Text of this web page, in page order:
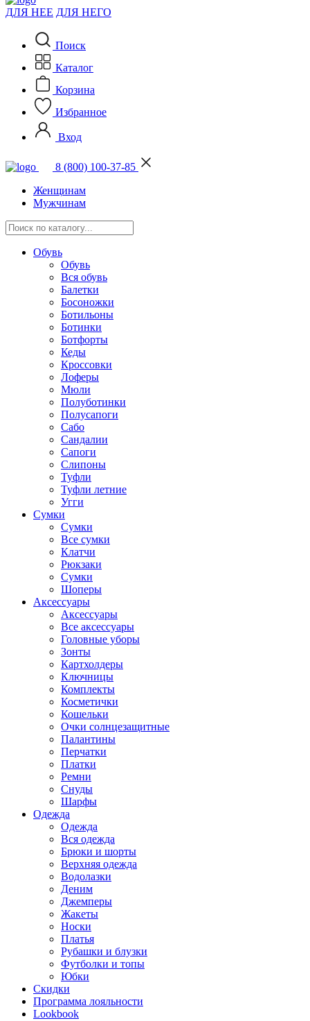
ДЛЯ НЕЕ ДЛЯ НЕГО
Поиск
Каталог
Корзина
Избранное
Вход
8 (800) 100-37-85
Женщинам
Мужчинам
Обувь
Обувь
Вся обувь
Балетки
Босоножки
Ботильоны
Ботинки
Ботфорты
Кеды
Кроссовки
Лоферы
Мюли
Полуботинки
Полусапоги
Сабо
Сандалии
Сапоги
Слипоны
Туфли
Туфли летние
Угги
Сумки
Сумки
Все сумки
Клатчи
Рюкзаки
Сумки
Шоперы
Аксессуары
Аксессуары
Все аксессуары
Головные уборы
Зонты
Картхолдеры
Ключницы
Комплекты
Косметички
Кошельки
Очки солнцезащитные
Палантины
Перчатки
Платки
Ремни
Снуды
Шарфы
Одежда
Одежда
Вся одежда
Брюки и шорты
Верхняя одежда
Водолазки
Деним
Джемперы
Жакеты
Носки
Платья
Рубашки и блузки
Футболки и топы
Юбки
Скидки
Программа лояльности
Lookbook